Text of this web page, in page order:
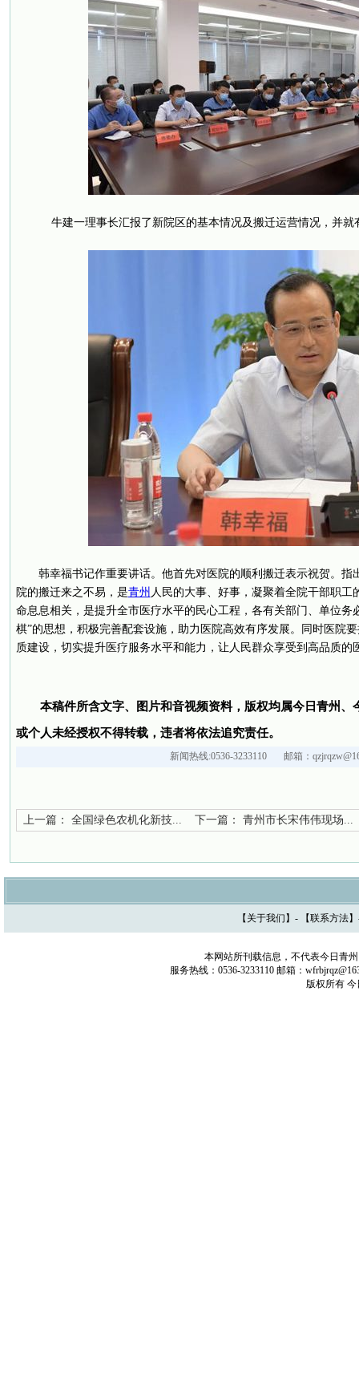
牛建一理事长汇报了新院区的基本情况及搬迁运营情况，并就
韩幸福书记作重要讲话。他首先对医院的顺利搬迁表示祝贺。指
院的搬迁来之不易，是青州 人民的大事、好事，凝聚着全院干部职
命息息相关，是提升全市医疗水平的民心工程，各有关部门、单位务
棋”的思想，积极完善配套设施，助力医院高效有序发展。同时医院
质建设，切实提升医疗服务水平和能力，让人民群众享受到高品质
本稿件所含文字、图片和音视频资料，版权均属今日青州、
或个人未经授权不得转载，违者将依法追究责任。
新闻热线:0536-3233110 邮箱：
上一篇： 全国绿色农机化新技... 下一篇： 青州市长宋伟伟现场...
【 关于我们 】- 【联系方法
本网站所刊载信息，不代表今日青
服务热线：0536-3233110 邮箱：
版权所有 今